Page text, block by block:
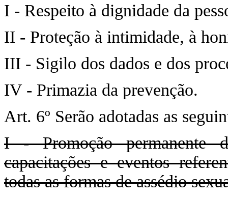
I - Respeito à dignidade da
II - Proteção à intimidade, à
III - Sigilo dos dados e dos
IV - Primazia da prevenção.
Art. 6º Serão adotadas as
I - Promoção permanente
capacitações e eventos
todas as formas de assédio